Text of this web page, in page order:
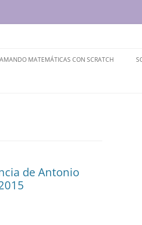
MATEMÁTICAS CON SCRATCH
de Antonio